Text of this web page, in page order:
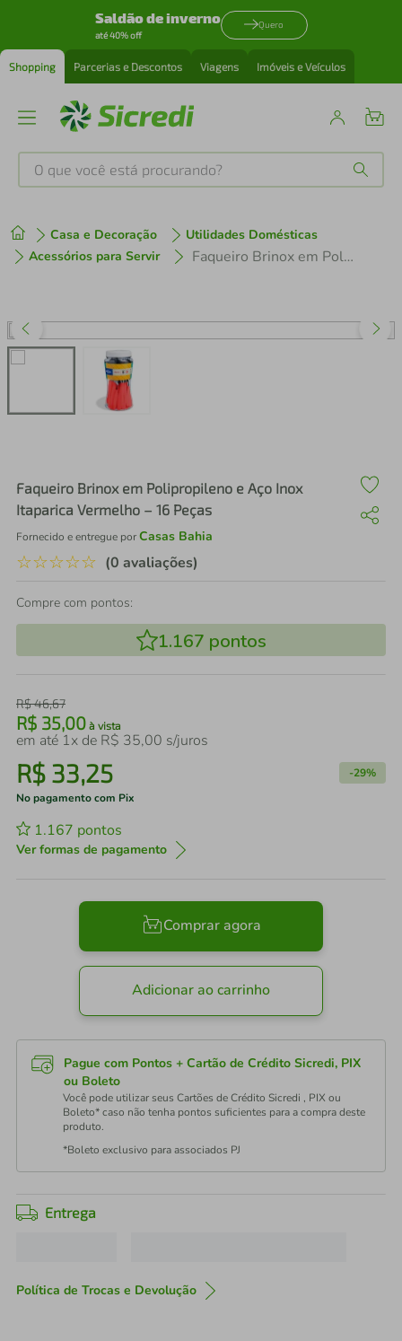
Saldão de inverno
até 40% off
Quero
Shopping Parcerias e Descontos Viagens Imóveis e Veículos
O que você está procurando?
Casa e Decoração
Utilidades Domésticas
Acessórios para Servir
Faqueiro Brinox em Polipropileno e Aço Inox Itaparica Vermelho – 16 Peças
Faqueiro Brinox em Polipropileno e Aço Inox
Itaparica Vermelho – 16 Peças
Fornecido e entregue porCasas Bahia
☆☆☆☆☆ (0 avaliações)
Compre com pontos:
1.167 pontos
R$46,67
R$ 35,00 à vista
em até 1x de R$ 35,00 s/juros
R$ 33,25 -29%
No pagamento com Pix
1.167 pontos
Ver formas de pagamento
Comprar agora
Adicionar ao carrinho
Pague com Pontos + Cartão de Crédito Sicredi, PIX
ou Boleto
Você pode utilizar seus Cartões de Crédito Sicredi , PIX ou
Boleto* caso não tenha pontos suficientes para a compra deste
produto.
*Boleto exclusivo para associados PJ
Entrega
Política de Trocas e Devolução
1º tenis
3º perfume
air fryer